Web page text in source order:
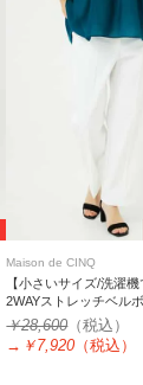
Maison de CINQ
【小さいサイズ/洗濯機
2WAYストレッチベル
￥28,600（税込）
→ ￥7,920 （税込）